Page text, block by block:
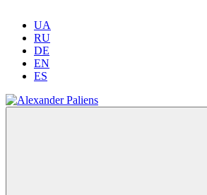
UA
RU
DE
EN
ES